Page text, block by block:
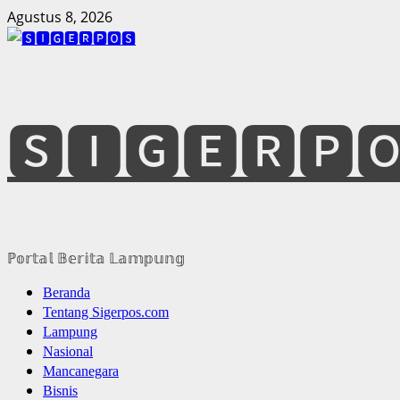
Skip
to
Agustus 8, 2026
ℙ𝕠𝕣𝕥𝕒𝕝 𝔹𝕖𝕣𝕚𝕥𝕒 𝕃𝕒𝕞𝕡𝕦𝕟𝕘
Primary
Menu
Beranda
Tentang Sigerpos.com
Lampung
Nasional
Mancanegara
Bisnis